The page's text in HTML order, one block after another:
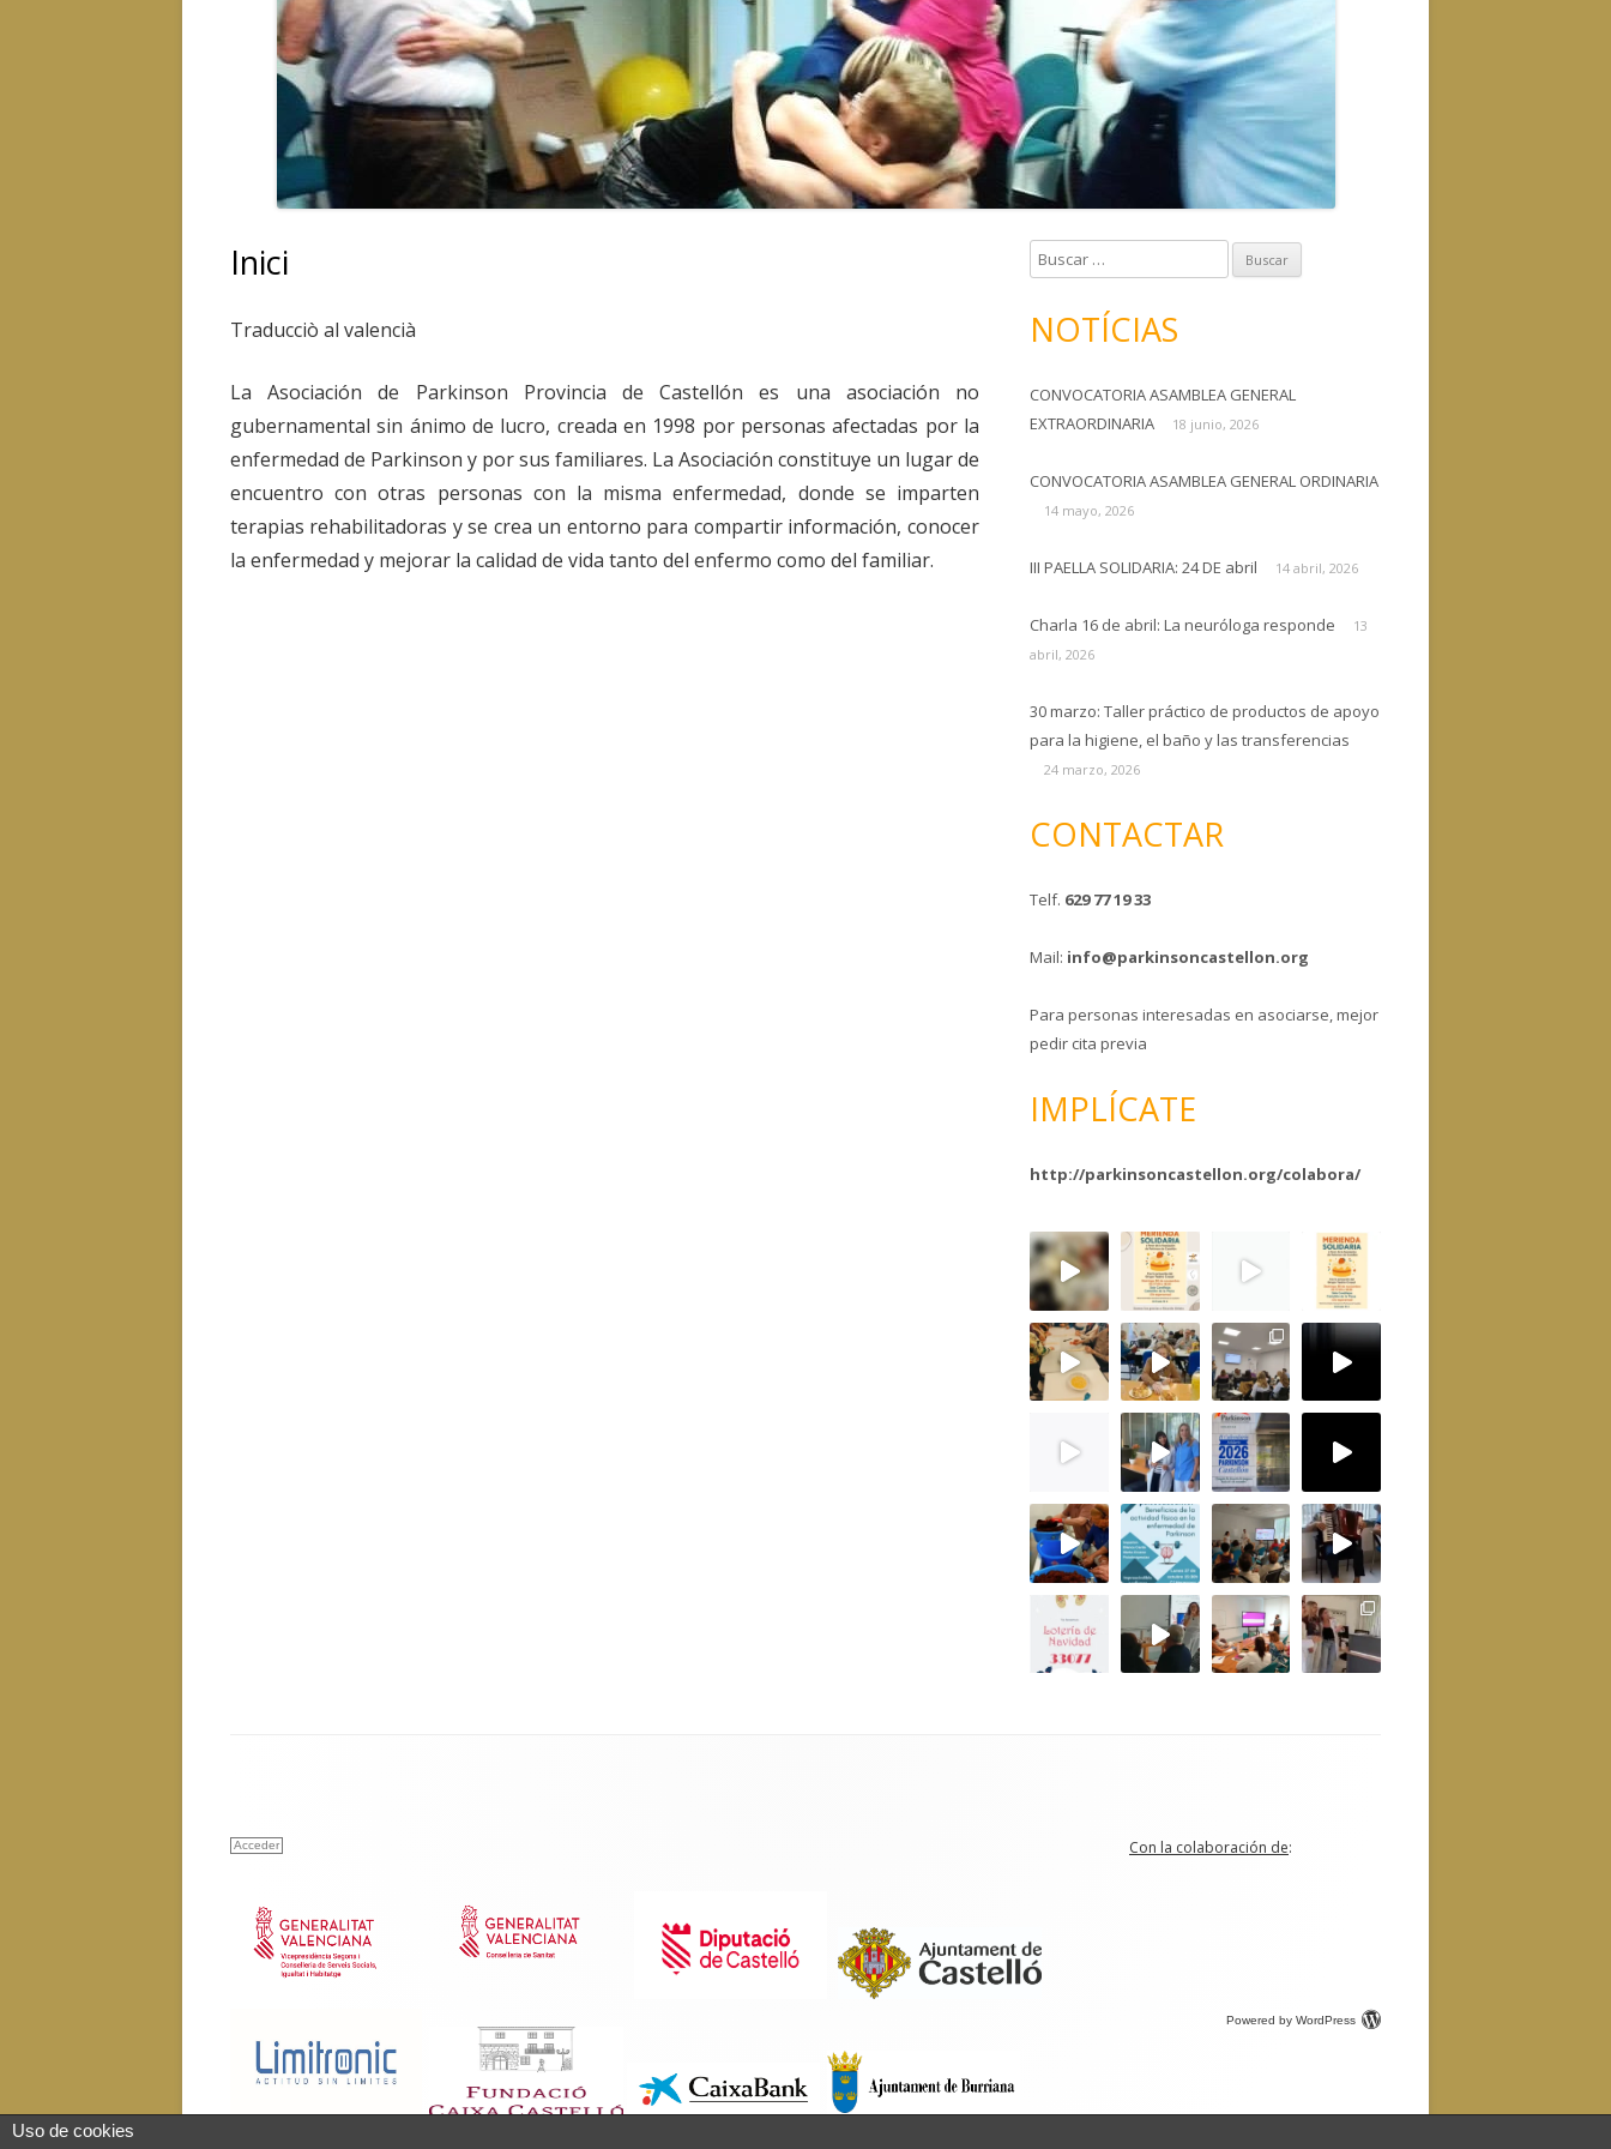
TERAPIA OCUPACIONAL
SOMOS TU FAMILIA
HORARIOS Y CUOTAS
Inici
Traducciò al valencià
La Asociación de Parkinson Provincia de Castellón es una asociación no
gubernamental sin ánimo de lucro, creada en 1998 por personas afectadas por la
enfermedad de Parkinson y por sus familiares. La Asociación constituye un lugar de
encuentro con otras personas con la misma enfermedad, donde se imparten
terapias rehabilitadoras y se crea un entorno para compartir información, conocer
la enfermedad y mejorar la calidad de vida tanto del enfermo como del familiar.
u
c
r
:
NOTÍCIAS
CONVOCATORIA ASAMBLEA GENERAL
EXTRAORDINARIA
18 junio, 2026
CONVOCATORIA ASAMBLEA GENERAL ORDINARIA
14 mayo, 2026
III PAELLA SOLIDARIA: 24 DE abril 14 abril, 2026
Charla 16 de abril: La neuróloga responde
13
abril, 2026
30 marzo: Taller práctico de productos de apoyo
para la higiene, el baño y las transferencias
24 marzo, 2026
CONTACTAR
Telf. 629 77 19 33
Mail: info@parkinsoncastellon.org
Para personas interesadas en asociarse, mejor
pedir cita previa
IMPLÍCATE
http://parkinsoncastellon.org/colabora/
Acceder Con la colaboración de:
Powered by WordPress
Uso de cookies